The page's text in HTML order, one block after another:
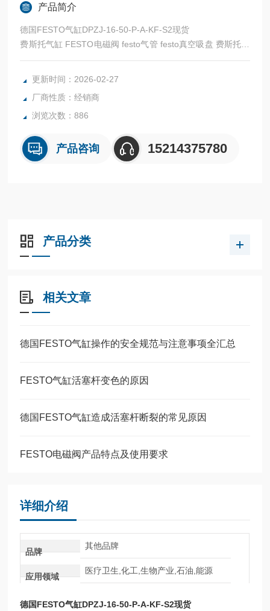
产品简介
德国FESTO气缸DPZJ-16-50-P-A-KF-S2现货
费斯托气缸 FESTO电磁阀 festo气管 festo真空吸盘 费斯托过
滤器 费斯托油雾器 FESTO传感器 FESTO代理
全系列产品大量现货请咨询上海茂硕机械设备有限公司
更新时间：2026-02-27
厂商性质：经销商
浏览次数：886
产品咨询 15214375780
产品分类
相关文章
德国FESTO气缸操作的安全规范与注意事项全汇总
FESTO气缸活塞杆变色的原因
德国FESTO气缸造成活塞杆断裂的常见原因
FESTO电磁阀产品特点及使用要求
详细介绍
品牌
其他品牌
应用领域
医疗卫生,化工,生物产业,石油,能源
德国FESTO气缸DPZJ-16-50-P-A-KF-S2现货